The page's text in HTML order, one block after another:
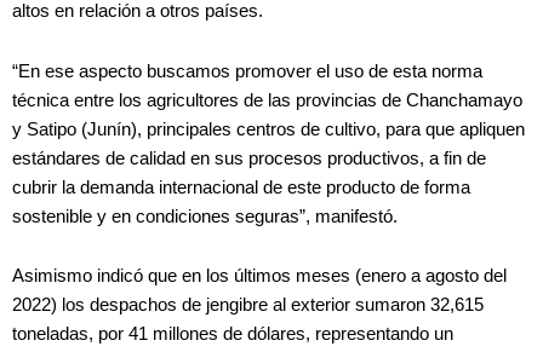
altos en relación a otros países.
“En ese aspecto buscamos promover el uso de esta norma
técnica entre los agricultores de las provincias de Chanchamayo
y Satipo (Junín), principales centros de cultivo, para que apliquen
estándares de calidad en sus procesos productivos, a fin de
cubrir la demanda internacional de este producto de forma
sostenible y en condiciones seguras”, manifestó.
Asimismo indicó que en los últimos meses (enero a agosto del
2022) los despachos de jengibre al exterior sumaron 32,615
toneladas, por 41 millones de dólares, representando un